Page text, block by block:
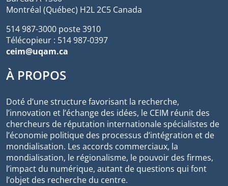
Montréal (Québec) H2L 2C5 Canada
514 987-3000 poste 3910
Télécopieur : 514 987-0397
ceim@uqam.ca
À PROPOS
Doté d’une structure favorisant la recherche,
l’innovation et l’échange des idées, le CEIM réunit des
chercheurs de réputation internationale spécialistes de
l’économie politique des processus d’intégration et de
mondialisation. Les accords commerciaux, la
mondialisation, le régionalisme, le pouvoir des firmes,
l’impact du numérique, autant de questions qui font
l’objet des recherche du centre.